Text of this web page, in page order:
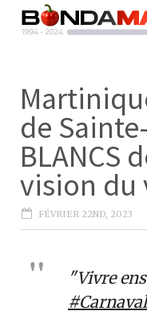
de
BLANCS
vision du
FÉVRIER 22ND, 2023
"Vivre
#Carnaval